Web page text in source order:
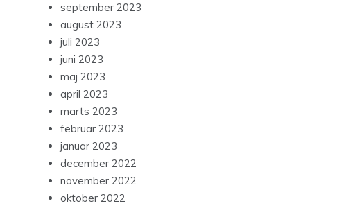
september 2023
august 2023
juli 2023
juni 2023
maj 2023
april 2023
marts 2023
februar 2023
januar 2023
december 2022
november 2022
oktober 2022